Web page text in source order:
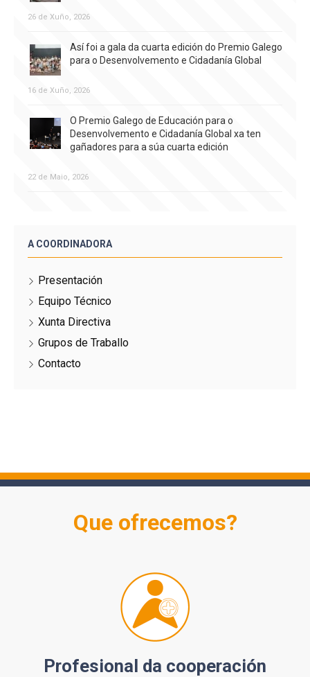
26 de Xuño, 2026
Así foi a gala da cuarta edición do Premio Galego
para o Desenvolvemento e Cidadanía Global
16 de Xuño, 2026
O Premio Galego de Educación para o
Desenvolvemento e Cidadanía Global xa ten
gañadores para a súa cuarta edición
22 de Maio, 2026
A COORDINADORA
Presentación
Equipo Técnico
Xunta Directiva
Grupos de Traballo
Contacto
Que ofrecemos?
Profesional da cooperación